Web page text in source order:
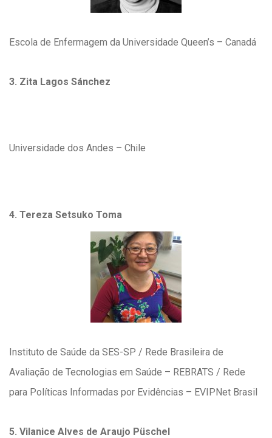
Escola de Enfermagem da Universidade Queen’s – Canadá
3. Zita Lagos Sánchez
Universidade dos Andes – Chile
4. Tereza Setsuko Toma
Instituto de Saúde da SES-SP / Rede Brasileira de
Avaliação de Tecnologias em Saúde – REBRATS / Rede
para Políticas Informadas por Evidências – EVIPNet Brasil
5. Vilanice Alves de Araujo Püschel